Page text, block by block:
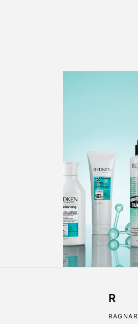
R
RAGNAR